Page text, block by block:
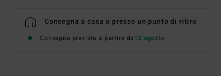
Consegna a casa o presso un punto di ritiro
Consegna prevista a partire da12 agosto